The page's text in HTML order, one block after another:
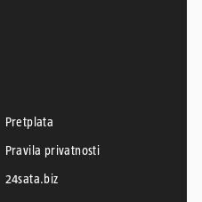
Pretplata
Pravila privatnosti
24sata.biz